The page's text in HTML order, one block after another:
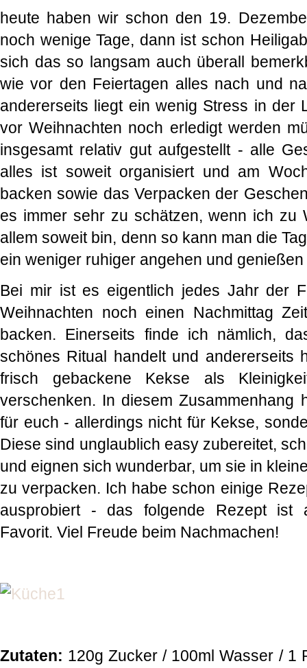
heute haben wir schon den 19.
noch wenige Tage, dann ist schon
sich das so langsam auch überall
wie vor den Feiertagen alles nach und
andererseits liegt ein wenig Stress in der
vor Weihnachten noch erledigt werden
insgesamt relativ gut aufgestellt - alle
alles ist soweit organisiert und am
backen sowie das Verpacken der
es immer sehr zu schätzen, wenn ich zu
allem soweit bin, denn so kann man die
ein weniger ruhiger angehen und
Bei mir ist es eigentlich jedes Jahr der
Weihnachten noch einen Nachmittag
backen. Einerseits finde ich nämlich,
schönes Ritual handelt und andererseits
frisch gebackene Kekse als
verschenken. In diesem Zusammenhang
für euch - allerdings nicht für Kekse,
Diese sind unglaublich easy zubereitet,
und eignen sich wunderbar, um sie in
zu verpacken. Ich habe schon einige
ausprobiert - das folgende Rezept ist
Favorit. Viel Freude beim Nachmachen!
Zutaten: 120g Zucker / 100ml Wasser / 1